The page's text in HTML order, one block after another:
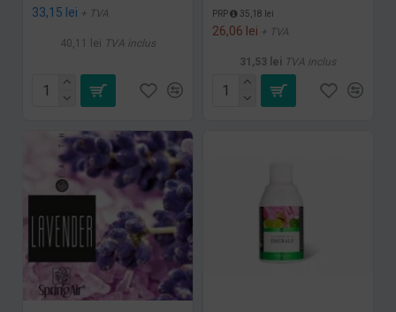
33,15 lei + TVA
40,11 lei TVA inclus
PRP 35,18 lei
26,06 lei + TVA
31,53 lei TVA inclus